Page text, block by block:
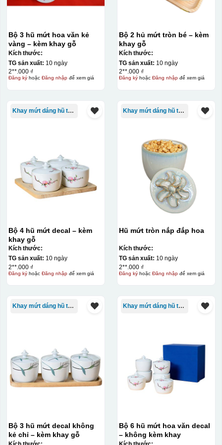
quy trình chuẩn bị kỹ lưỡng và chi phí setup ban đầu
Kiểu hộp:
Hộp xi lót lụa
Hộp xi ấm chén
Bộ 3 hũ mứt hoa văn kẻ
vàng – kèm khay gỗ
Kích thước:
TG sản xuất: 10 ngày
2**.000 ₫
Đăng kýhoặc Đăng nhậpđể xem giá
Bộ 2 hủ mứt tròn bé – kèm
khay gỗ
Kích thước:
TG sản xuất: 10 ngày
2**.000 ₫
Đăng kýhoặc Đăng nhậpđể xem giá
Khay mứt dáng hũ tròn
Bộ 4 hũ mứt decal – kèm
khay gỗ
Kích thước:
TG sản xuất: 10 ngày
2**.000 ₫
Đăng kýhoặc Đăng nhậpđể xem giá
Khay mứt dáng hũ tròn
Hũ mứt tròn nắp đắp hoa
Kích thước:
TG sản xuất: 10 ngày
2**.000 ₫
Đăng kýhoặc Đăng nhậpđể xem giá
Khay mứt dáng hũ tròn
Bộ 3 hũ mứt decal không
kẻ chỉ – kèm khay gỗ
Khay mứt dáng hũ tròn
Bộ 6 hũ mứt hoa văn decal
– không kèm khay